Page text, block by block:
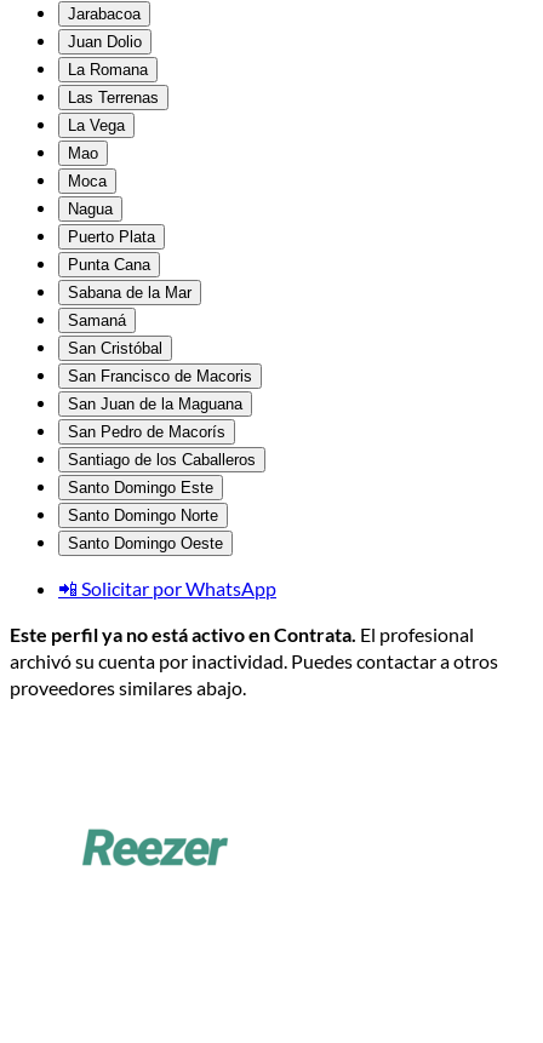
Jarabacoa
Juan Dolio
La Romana
Las Terrenas
La Vega
Mao
Moca
Nagua
Puerto Plata
Punta Cana
Sabana de la Mar
Samaná
San Cristóbal
San Francisco de Macoris
San Juan de la Maguana
San Pedro de Macorís
Santiago de los Caballeros
Santo Domingo Este
Santo Domingo Norte
Santo Domingo Oeste
📲 Solicitar por WhatsApp
Este perfil ya no está activo en Contrata. El profesional
archivó su cuenta por inactividad. Puedes contactar a otros
proveedores similares abajo.